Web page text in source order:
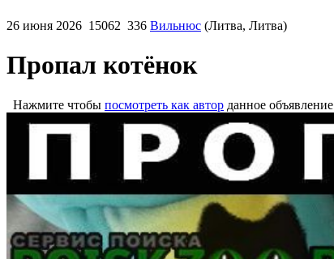
26 июня 2026 15062 336 Вильнюс (Литва, Литва)
Пропал котёнок
Нажмите чтобы посмотреть как автор данное объявление